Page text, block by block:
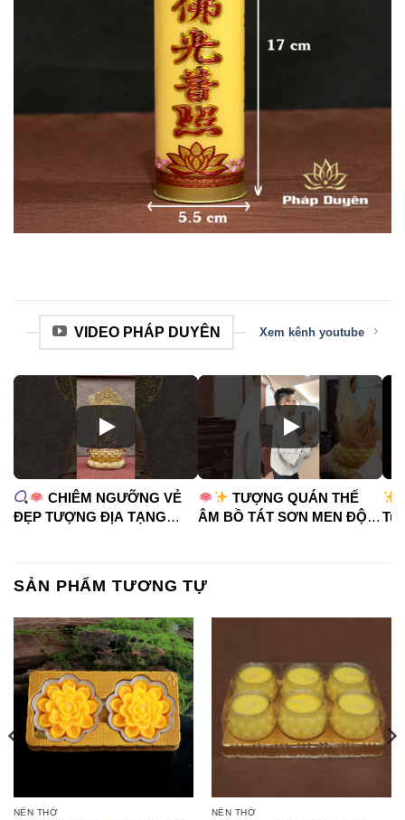
VIDEO PHÁP DUYÊN Xem kênh youtube
CHIÊM NGƯỠNG VẺ
ĐẸP TƯỢNG ĐỊA TẠNG
#tuongphat
#diatangvuongbotat
TƯỢNG QUÁN THẾ
ÂM BỒ TÁT SƠN MEN ĐỘ
SẢN PHẨM TƯƠNG TỰ
NẾN THỜ NẾN THỜ